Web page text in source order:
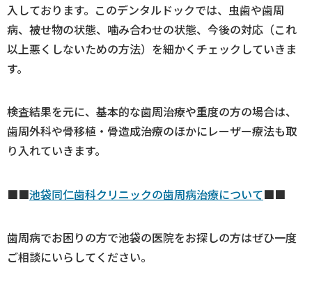
入しております。このデンタルドックでは、虫歯や歯周
病、被せ物の状態、噛み合わせの状態、今後の対応（これ
以上悪くしないための方法）を細かくチェックしていきま
す。
検査結果を元に、基本的な歯周治療や重度の方の場合は、
歯周外科や骨移植・骨造成治療のほかにレーザー療法も取
り入れていきます。
■■池袋同仁歯科クリニックの歯周病治療について■■
歯周病でお困りの方で池袋の医院をお探しの方はぜひ一度
ご相談にいらしてください。